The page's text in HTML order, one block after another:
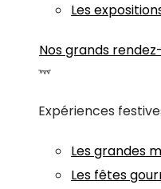
Les
Nos grands
Expériences
Les grandes
Les fêtes